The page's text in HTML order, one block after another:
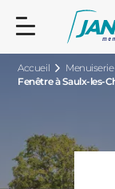
Accueil Menuiserie
Fenêtre à Saulx-les-
FENÊTRES ET